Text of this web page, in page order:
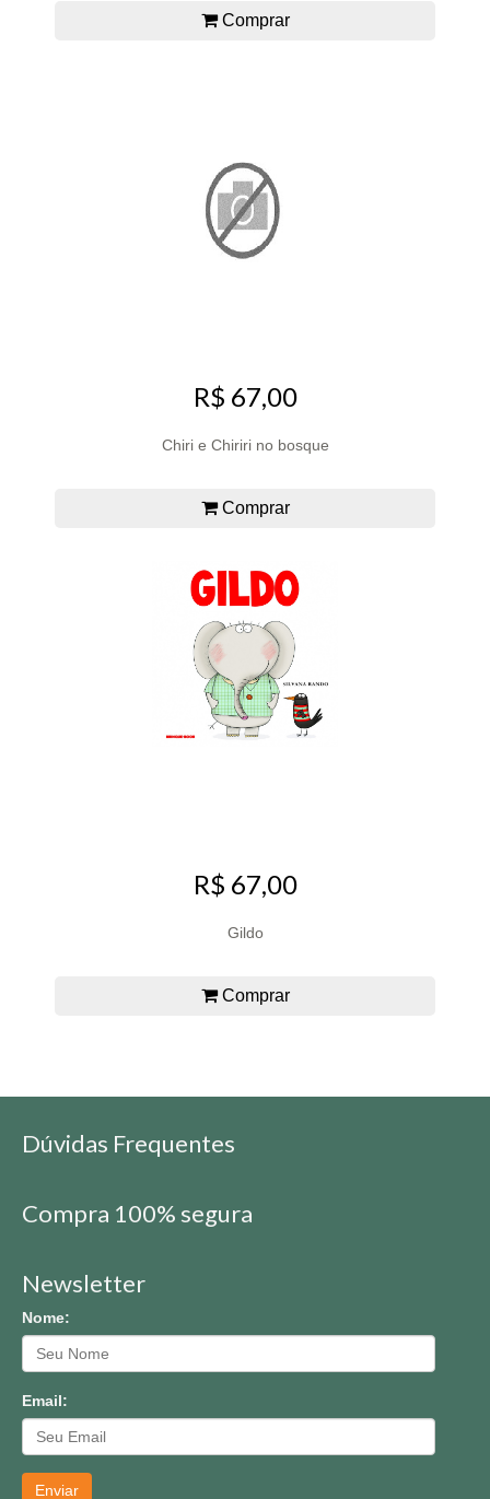
Comprar
R$ 67,00
Chiri e Chiriri no bosque
Comprar
R$ 67,00
Gildo
Comprar
Dúvidas Frequentes
Compra 100% segura
Newsletter
Nome:
Email:
Enviar